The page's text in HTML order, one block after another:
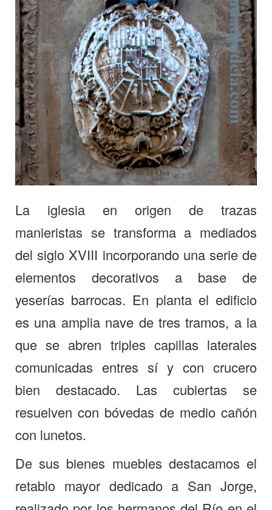
La iglesia en origen de trazas
manieristas se transforma a mediados
del siglo XVIII incorporando una serie de
elementos decorativos a base de
yeserías barrocas. En planta el edificio
es una amplia nave de tres tramos, a la
que se abren triples capillas laterales
comunicadas entres sí y con crucero
bien destacado. Las cubiertas se
resuelven con bóvedas de medio cañón
con lunetos.
De sus bienes muebles destacamos el
retablo mayor dedicado a San Jorge,